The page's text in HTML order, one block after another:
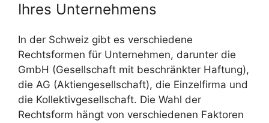
Ihres Unternehmens
In der Schweiz gibt es verschiedene
Rechtsformen für Unternehmen, darunter die
GmbH (Gesellschaft mit beschränkter Haftung),
die AG (Aktiengesellschaft), die Einzelfirma und
die Kollektivgesellschaft. Die Wahl der
Rechtsform hängt von verschiedenen Faktoren